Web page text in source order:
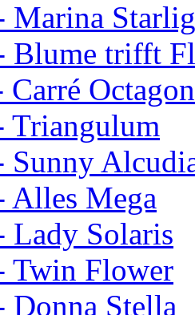
Marina
Blume trifft
Carré Octagon
Triangulum
Sunny
Alles Mega
Lady Solaris
Twin Flower
Donna Stella